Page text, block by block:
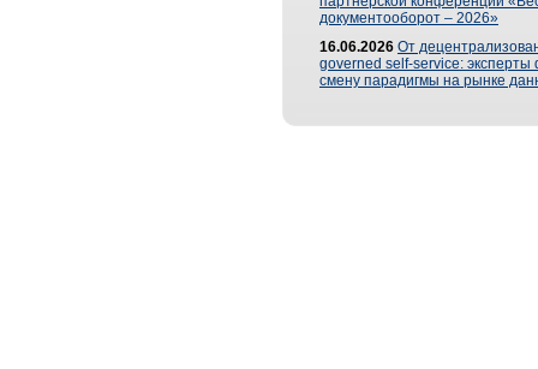
документооборот – 2026»
16.06.2026 От
governed self-service: эксперты
смену парадигмы на рынке